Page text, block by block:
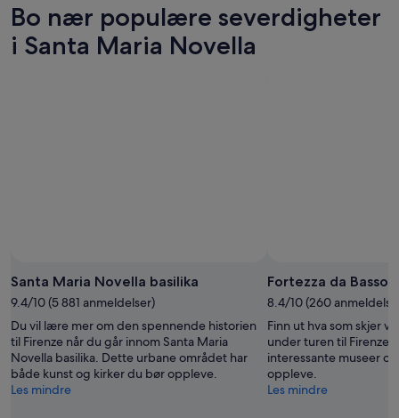
Bo nær populære severdigheter
i Santa Maria Novella
Santa Maria Novella basilika
9.4/10 (5 881 anmeldelser)
Du vil lære mer om den spennende historien
til Firenze når du går innom Santa Maria
Novella basilika. Dette urbane området har
både kunst og kirker du bør oppleve.
Les mindre
Fortezza da Basso
8.4/10 (260
Finn ut hva som skjer
under turen til Firenze.
interessante museer
oppleve.
Les mindre